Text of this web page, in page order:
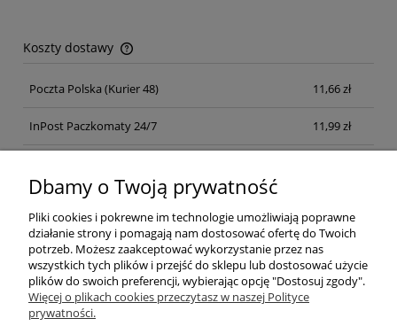
Koszty dostawy
Cena nie zawiera ewentualnych kosztów płatności
Poczta Polska (Kurier 48) 11,66 zł
InPost Paczkomaty 24/7 11,99 zł
Pomoc
Dbamy o Twoją prywatność
Pliki cookies i pokrewne im technologie umożliwiają poprawne
działanie strony i pomagają nam dostosować ofertę do Twoich
potrzeb. Możesz zaakceptować wykorzystanie przez nas
wszystkich tych plików i przejść do sklepu lub dostosować użycie
plików do swoich preferencji, wybierając opcję "Dostosuj zgody".
Więcej o plikach cookies przeczytasz w naszej Polityce
prywatności.